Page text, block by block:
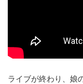
ライブが終わり、娘